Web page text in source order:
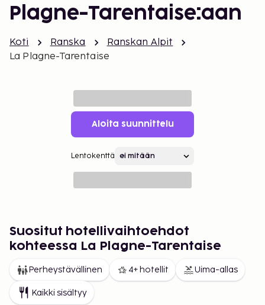
Plagne-Tarentaise:aan
Koti Ranska
Ranskan Alpit
La Plagne-Tarentaise
Aloita suunnittelu
Lentokenttä
Suositut hotellivaihtoehdot
kohteessa La Plagne-Tarentaise
Perheystävällinen 4+ hotellit Uima-allas
Kaikki sisältyy